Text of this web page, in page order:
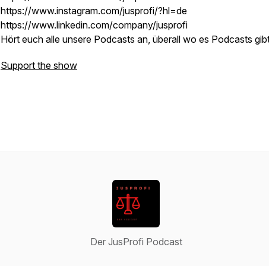
https://www.instagram.com/jusprofi/?hl=de
https://www.linkedin.com/company/jusprofi
Hört euch alle unsere Podcasts an, überall wo es Podcasts
Support the show
Der JusProfi Podcast